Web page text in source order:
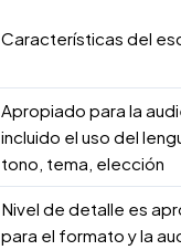
Características del
Apropiado para la
incluido el uso del
tono, tema, elección
Nivel de detalle es
para el formato y la